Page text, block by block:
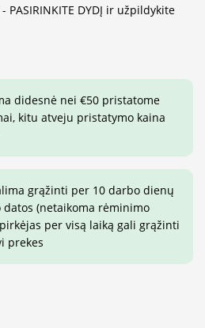
DYDĮ ir užpildykite
didesnė nei €50 pristatome
kitu atveju pristatymo kaina
grąžinti per 10 darbo dienų
datos (netaikoma rėminimo
per visą laiką gali grąžinti
prekes